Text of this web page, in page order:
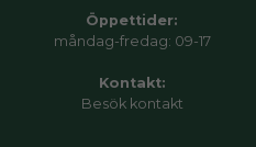
Öppettider:
måndag-fredag: 09-17
Kontakt:
Besök kontakt